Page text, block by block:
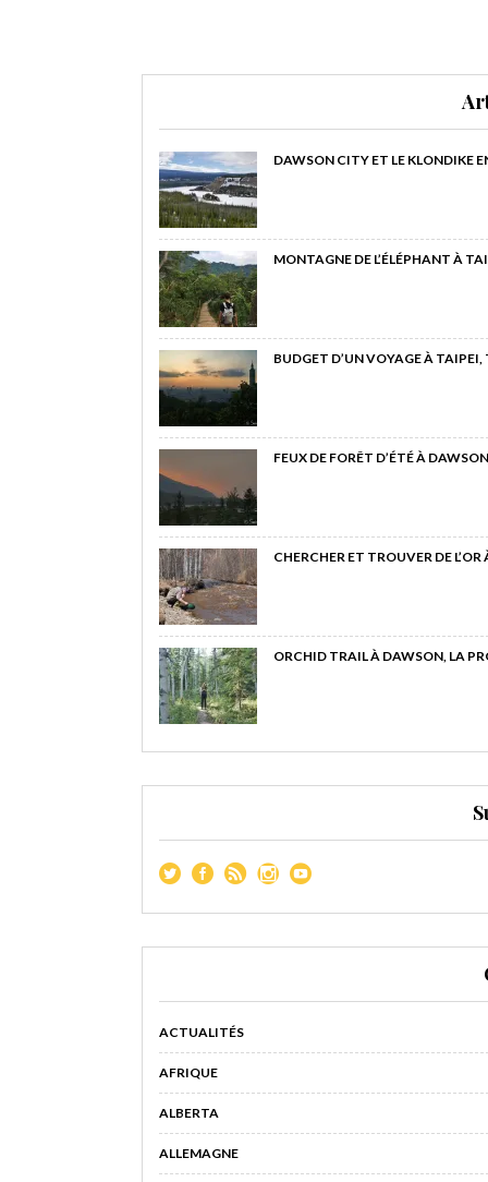
DAWSON CITY ET LE KLONDIKE
MONTAGNE DE L’ÉLÉPHANT À
BUDGET D’UN VOYAGE À
FEUX DE FORÊT D’ÉTÉ À
CHERCHER ET TROUVER DE
ORCHID TRAIL À DAWSON, LA
ACTUALITÉS
AFRIQUE
ALBERTA
ALLEMAGNE